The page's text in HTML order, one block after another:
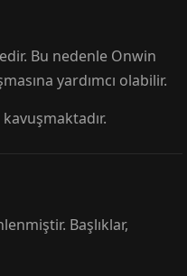
Bu nedenle Onwin
yardımcı olabilir.
Başlıklar,